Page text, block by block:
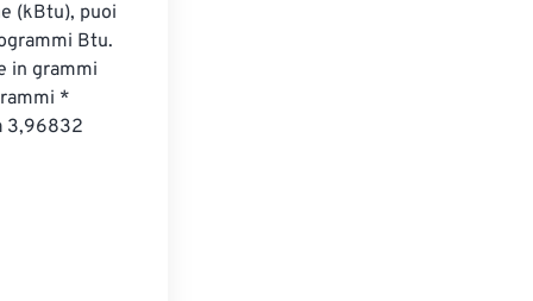
(kBtu), puoi
Btu.
in grammi
*
3,96832